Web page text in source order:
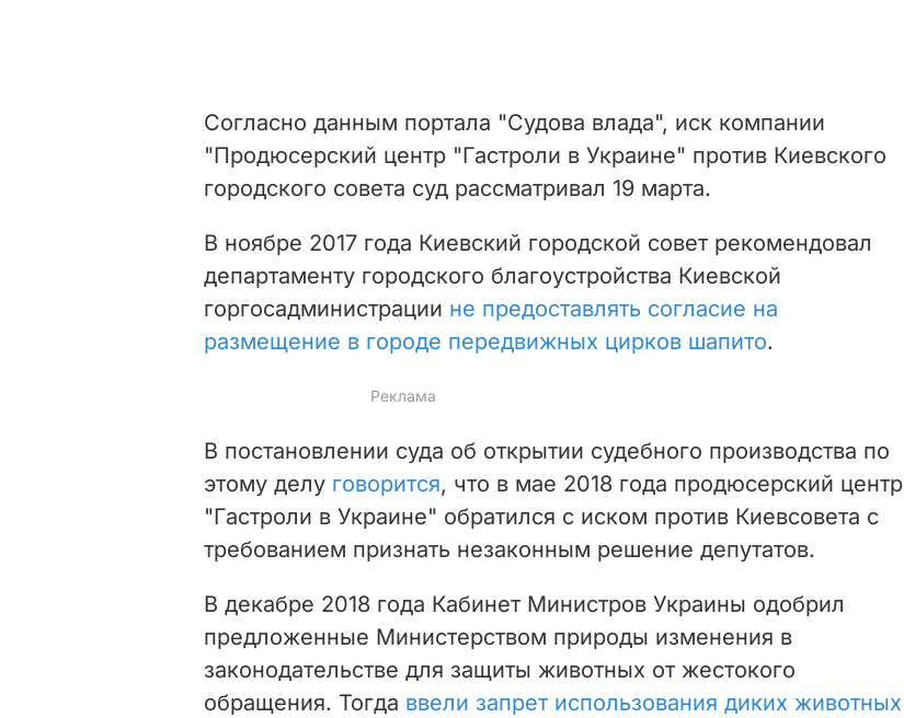
Согласно данным портала "Судова влада", иск компании
"Продюсерский центр "Гастроли в Украине" против Киевского
городского совета суд рассматривал 19 марта.
В ноябре 2017 года Киевский городской совет рекомендовал
департаменту городского благоустройства Киевской
горгосадминистрации не предоставлять согласие на
размещение в городе передвижных цирков шапито.
В постановлении суда об открытии судебного производства по
этому делу говорится, что в мае 2018 года продюсерский центр
"Гастроли в Украине" обратился с иском против Киевсовета с
требованием признать незаконным решение депутатов.
В декабре 2018 года Кабинет Министров Украины одобрил
предложенные Министерством природы изменения в
законодательстве для защиты животных от жестокого
обращения. Тогда ввели запрет использования диких животных